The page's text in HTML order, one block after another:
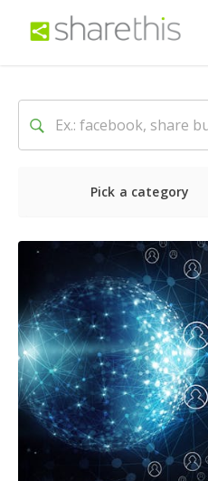
Pick a category
Ultime notizie